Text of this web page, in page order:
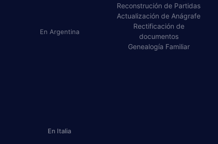
En Argentina
En Italia
Reconstrución de Partidas​
Actualización de Anágrafe
Rectificación de
documentos​
Genealogía Familiar​